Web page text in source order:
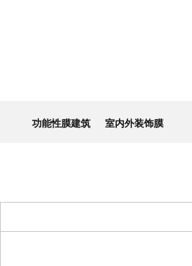
功能性膜建筑 室内外装饰膜